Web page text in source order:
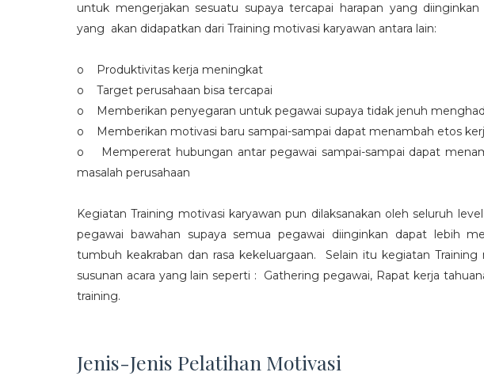
untuk mengerjakan sesuatu supaya tercapai harapan yang
yang akan didapatkan dari Training motivasi karyawan antara lain:
o Produktivitas kerja meningkat
o Target perusahaan bisa tercapai
o Memberikan penyegaran untuk pegawai supaya tidak jenuh
o Memberikan motivasi baru sampai-sampai dapat menambah etos
o Mempererat hubungan antar pegawai sampai-sampai dapat
masalah perusahaan
Kegiatan Training motivasi karyawan pun dilaksanakan oleh seluruh
pegawai bawahan supaya semua pegawai diinginkan dapat lebih
tumbuh keakraban dan rasa kekeluargaan. Selain itu kegiatan
susunan acara yang lain seperti : Gathering pegawai, Rapat kerja
training.
Jenis-Jenis Pelatihan Motivasi